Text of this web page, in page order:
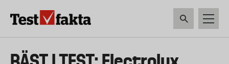
Huvudmeny
HEM & HUSHÅLL